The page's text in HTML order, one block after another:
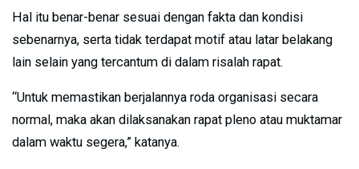
Hal itu benar-benar sesuai dengan fakta dan kondisi
sebenarnya, serta tidak terdapat motif atau latar belakang
lain selain yang tercantum di dalam risalah rapat.
“Untuk memastikan berjalannya roda organisasi secara
normal, maka akan dilaksanakan rapat pleno atau muktamar
dalam waktu segera,” katanya.